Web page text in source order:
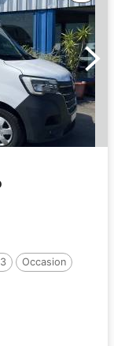
Occasion